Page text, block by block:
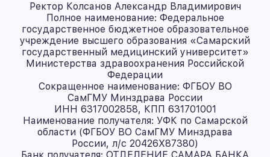
Ректор Колсанов Александр Владимирович
Полное наименование: Федеральное
государственное бюджетное образовательное
учреждение высшего образования «Самарский
государственный медицинский университет»
Министерства здравоохранения Российской
Федерации
Сокращенное наименование: ФГБОУ ВО
СамГМУ Минздрава России
ИНН 6317002858, КПП 631701001
Наименование получателя: УФК по Самарской
области (ФГБОУ ВО СамГМУ Минздрава
России, л/с 20426X87380)